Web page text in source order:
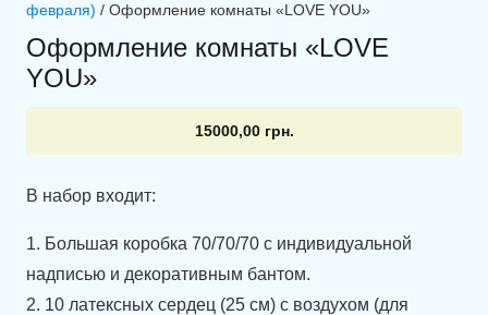
февраля) / Оформление комнаты «LOVE YOU»
Оформление комнаты «LOVE
YOU»
15000,00 грн.
В набор входит:
1. Большая коробка 70/70/70 с индивидуальной
надписью и декоративным бантом.
2. 10 латексных сердец (25 см) с воздухом (для